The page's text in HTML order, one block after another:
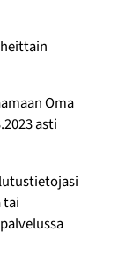
Oma
asti
tai